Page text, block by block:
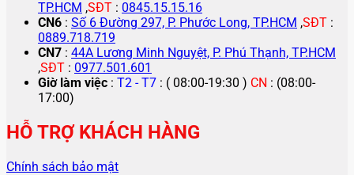
TP.HCM ,SĐT : 0845.15.15.16
CN6 : Số 6 Đường 297, P. Phước Long, TP.HCM ,SĐT :
0889.718.719
CN7 : 44A Lương Minh Nguyệt, P. Phú Thạnh, TP.HCM
,SĐT : 0977.501.601
Giờ làm việc : T2 - T7 : ( 08:00-19:30 ) CN : (08:00-
17:00)
HỖ TRỢ KHÁCH HÀNG
Chính sách bảo mật